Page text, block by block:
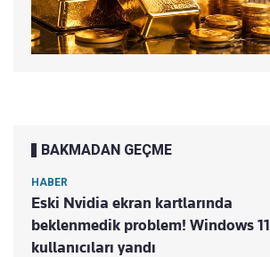
BAKMADAN GEÇME
HABER
Eski Nvidia ekran kartlarında
beklenmedik problem! Windows 11
kullanıcıları yandı